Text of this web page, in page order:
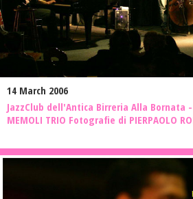
14 March 2006
JazzClub dell'Antica Birreria Alla Bornata -
MEMOLI TRIO Fotografie di PIERPAOLO